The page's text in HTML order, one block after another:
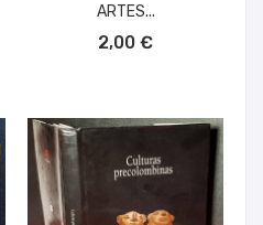
ARTES...
2,00 €